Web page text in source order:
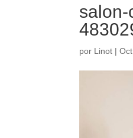
por Linot |